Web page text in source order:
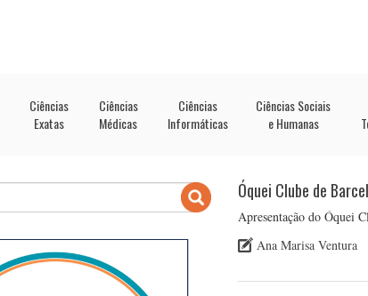
Ciências
Exatas
Ciências
Médicas
Ciências
Informáticas
Ciências Sociais
e Humanas
Óquei Clube de
Apresentação do Óquei
Ana Marisa Ventura